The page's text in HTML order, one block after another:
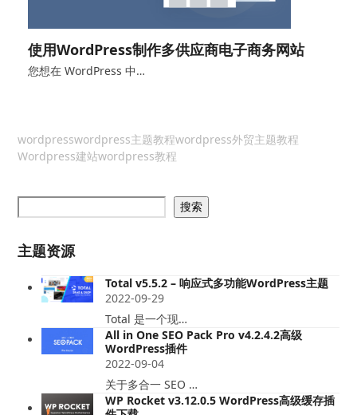
使用WordPress制作多供应商电子商务网站
您想在 WordPress 中…
wordpresswordpress主题教程wordpress外贸主题教程
Wordpress建站wordpress教程
搜索
主题资源
Total v5.5.2 – 响应式多功能WordPress主题
2022-09-29
Total 是一个现…
All in One SEO Pack Pro v4.2.4.2高级
WordPress插件
2022-09-04
关于多合一 SEO …
WP Rocket v3.12.0.5 WordPress高级缓存插